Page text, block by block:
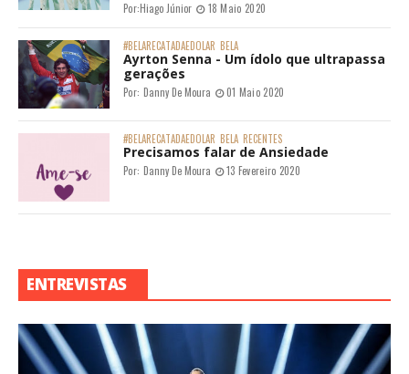
Por:Hiago Júnior 18 Maio 2020
#BELARECATADAEDOLAR BELA
Ayrton Senna - Um ídolo que ultrapassa
gerações
Por: Danny De Moura 01 Maio 2020
#BELARECATADAEDOLAR BELA RECENTES
Precisamos falar de Ansiedade
Por: Danny De Moura 13 Fevereiro 2020
ENTREVISTAS